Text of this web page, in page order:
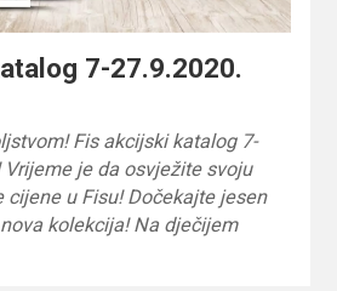
7-27.9.2020.
Fis akcijski katalog 7-
je da osvježite svoju
cijene u Fisu! Dočekajte jesen
kolekcija! Na dječijem